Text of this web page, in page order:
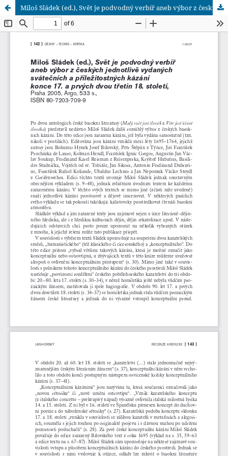
Miloš Sládek (ed.), Svět je podvodný verbíř aneb výbor z českých jednotlivě vydaných svátečních a příležitostných kázání konce 17. a prvých dvou třetin 18. století